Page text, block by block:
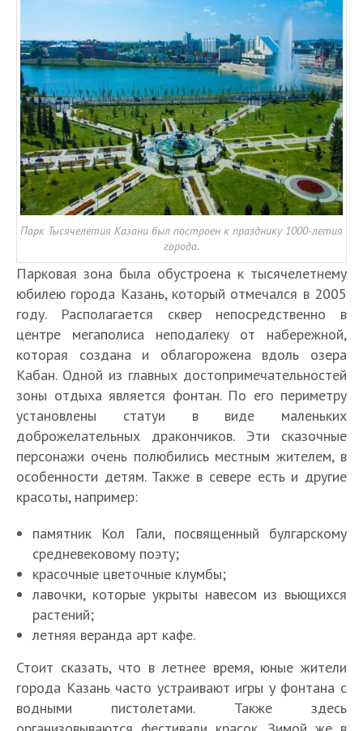
Парк Тысячелетия Казани был построен к празднику 1000-летия
города.
Парковая зона была обустроена к тысячелетнему
юбилею города Казань, который отмечался в 2005
году. Располагается сквер непосредственно в
центре мегаполиса неподалеку от набережной,
которая создана и облагорожена вдоль озера
Кабан. Одной из главных достопримечательностей
зоны отдыха является фонтан. По его периметру
установлены статуи в виде маленьких
доброжелательных дракончиков. Эти сказочные
персонажи очень полюбились местным жителем, в
особенности детям. Также в севере есть и другие
красоты, например:
памятник Кол Гали, посвященный булгарскому
средневековому поэту;
красочные цветочные клумбы;
лавочки, которые укрыты навесом из вьющихся
растений;
летняя веранда арт кафе.
Стоит сказать, что в летнее время, юные жители
города Казань часто устраивают игры у фонтана с
водными пистолетами. Также здесь